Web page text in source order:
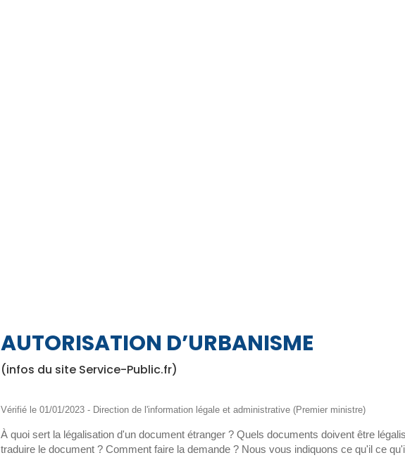
AUTORISATION D’URBANISME
(infos du site Service-Public.fr)
Vérifié le 01/01/2023 - Direction de l'information légale et administrative (Premier ministre)
À quoi sert la légalisation d'un document étranger ? Quels documents doivent être
traduire le document ? Comment faire la demande ? Nous vous indiquons ce qu'il ce